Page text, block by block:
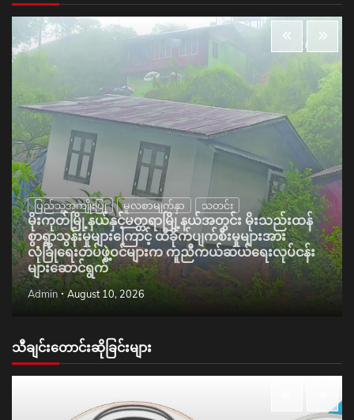
ပြည်သူ့အကျိုးပြု မူလစာမျက်နှာ သတင်း
မိုးကုတ်မြို့နယ်နှင့်မတ္တရာမြို့နယ်အတွင်း မိုးသည်းထန်
စွာရွာသွန်းမှုများကြောင့် ထိခိုက်ပျက်စီးမှုများအား
လုံခြုံရေးတပ်ဖွဲ့ဝင်များက ကူညီကယ်ဆယ်ရေးလုပ်ငန်း
များဆောင်ရွက်
Admin August 10, 2026
သီချင်းတောင်းဆိုခြင်းများ